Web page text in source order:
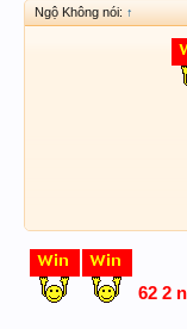
Ngộ Không nói: ↑
Số không62 2